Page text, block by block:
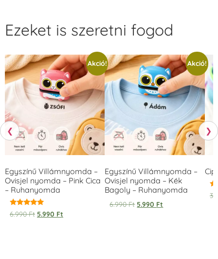
❮
Ezeket is szeretni fogod
Akció!
Egyszínű Villámnyomda –
Ovisjel nyomda – Pink Cica
– Ruhanyomda
Értékelés:
5.00
6.990Ft 5.990 Ft
Akció!
Egyszínű Villámnyomda –
Ovisjel nyomda – Kék
Bagoly – Ruhanyomda
6.990Ft 5.990 Ft
❯